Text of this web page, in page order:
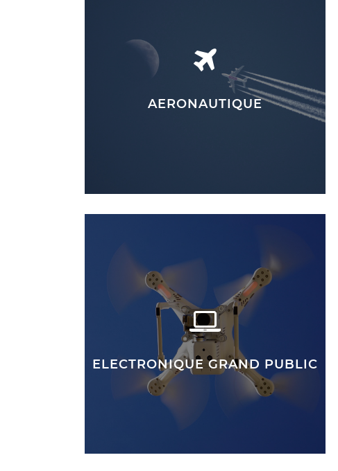
AERONAUTIQUE
ELECTRONIQUE GRAND PUBLIC